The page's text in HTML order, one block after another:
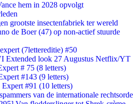
hem in 2028 opvolgt
grootste insectenfabriek ter wereld
de Boer (47) op non-actief stuurde
(7lettereditie) #50
Extended look 27 Augustus Netflix/YT
# 75 (8 letters)
#143 (9 letters)
Expert #91 (10 letters)
van de internationale rechtsorde